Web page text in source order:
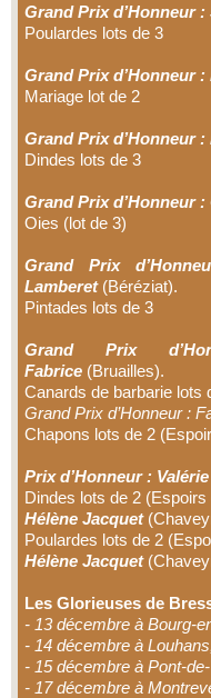
Grand Prix d’Honneur
Poulardes lots de 3
Grand Prix d’Honneur
Mariage lot de 2
Grand Prix d’Honneur
Dindes lots de 3
Grand Prix d’Honneur
Oies (lot de 3)
Grand Prix
Lamberet(Béréziat).
Pintades lots de 3
Grand Prix
Fabrice (Bruailles).
Canards de barbarie lots
Grand Prix d’Honneur :
Chapons lots de 2
Prix d’Honneur :
Dindes lots de 2
Hélène Jacquet
Poulardes lots de 2
Hélène Jacquet
Les Glorieuses de
- 13 décembre à Bourg-
- 14 décembre à
- 15 décembre à Pont-
- 17 décembre à